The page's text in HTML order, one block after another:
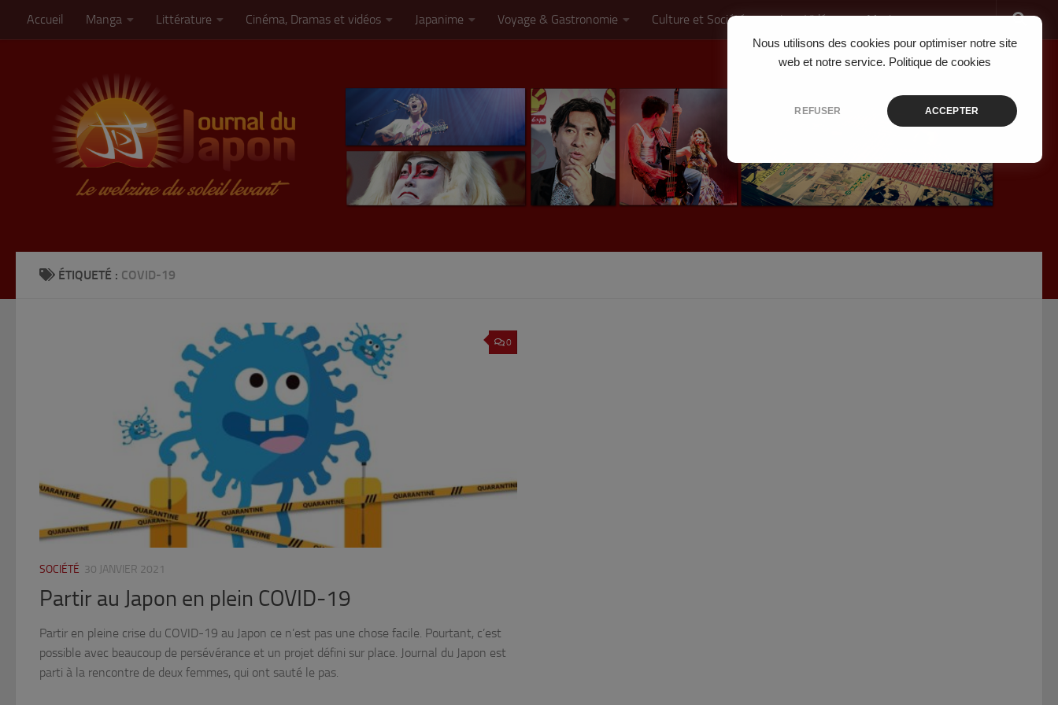
Nous utilisons des cookies pour optimiser notre site
web et notre service. Politique de cookies
REFUSER ACCEPTER
Skip to content
Accueil Manga Littérature Cinéma, Dramas et vidéos Japanime Voyage & Gastronomie Culture et Société Jeux Vidéo Musique
ÉTIQUETÉ : COVID-19
0
SOCIÉTÉ 30 JANVIER 2021
Partir au Japon en plein COVID-19
Partir en pleine crise du COVID-19 au Japon ce n’est pas une chose facile. Pourtant, c’est
possible avec beaucoup de persévérance et un projet défini sur place. Journal du Japon est
parti à la rencontre de deux femmes, qui ont sauté le pas.